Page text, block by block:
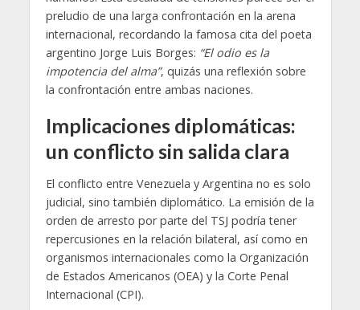
preludio de una larga confrontación en la arena
internacional, recordando la famosa cita del poeta
argentino Jorge Luis Borges: “El odio es la
impotencia del alma”, quizás una reflexión sobre
la confrontación entre ambas naciones.
Implicaciones diplomáticas:
un conflicto sin salida clara
El conflicto entre Venezuela y Argentina no es solo
judicial, sino también diplomático. La emisión de la
orden de arresto por parte del TSJ podría tener
repercusiones en la relación bilateral, así como en
organismos internacionales como la Organización
de Estados Americanos (OEA) y la Corte Penal
Internacional (CPI).